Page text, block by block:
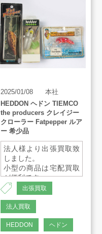
2025/01/08
本社
HEDDON ヘドン TIEMCO
the producers クレイジー
クローラー Fatpepper ルア
ー 希少品
法人様より出張買取致
しました。
小型の商品は宅配買取
が便利です。
ご気軽にご連絡くださ
いませ。
出張買取
法人買取
HEDDON ヘドン